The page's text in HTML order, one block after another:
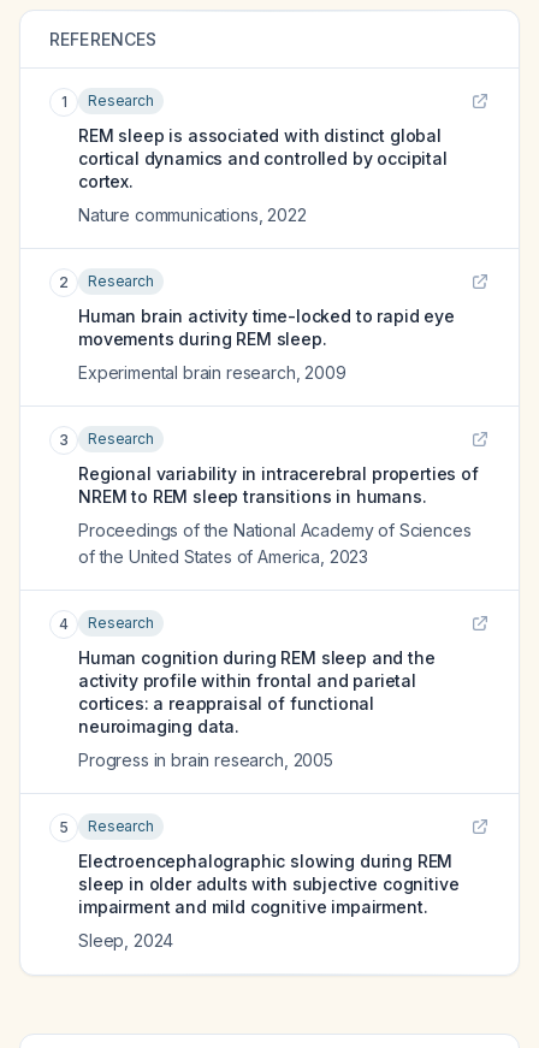
REFERENCES
1 Research
REM sleep is associated with distinct global
cortical dynamics and controlled by occipital
cortex.
Nature communications 2022
2 Research
Human brain activity time-locked to rapid eye
movements during REM sleep.
Experimental brain research 2009
3 Research
Regional variability in intracerebral properties of
NREM to REM sleep transitions in humans.
Proceedings of the National Academy of Sciences
of the United States of America 2023
4 Research
Human cognition during REM sleep and the
activity profile within frontal and parietal
cortices: a reappraisal of functional
neuroimaging data.
Progress in brain research 2005
5 Research
Electroencephalographic slowing during REM
sleep in older adults with subjective cognitive
impairment and mild cognitive impairment.
Sleep 2024